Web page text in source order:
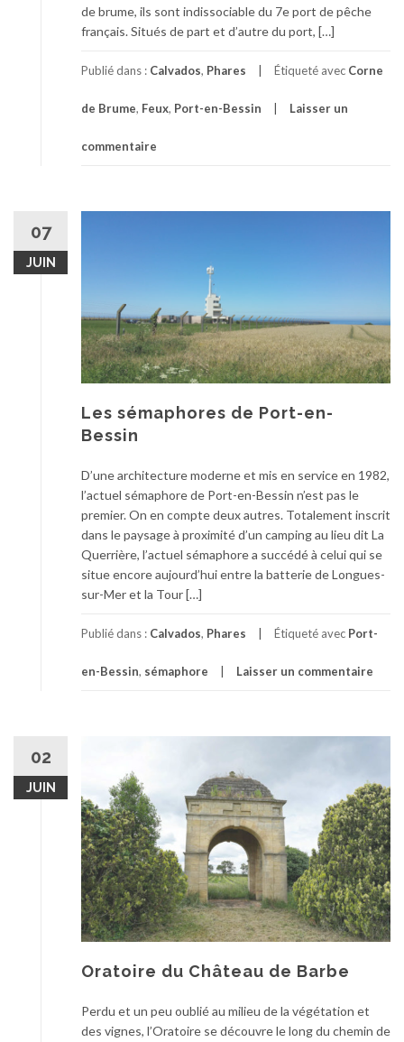
de brume, ils sont indissociable du 7e port de pêche
français. Situés de part et d’autre du port, […]
Publié dans : Calvados, Phares Étiqueté avec Corne
de Brume, Feux, Port-en-Bessin Laisser un
commentaire
07
JUIN
Les sémaphores de Port-en-
Bessin
D’une architecture moderne et mis en service en 1982,
l’actuel sémaphore de Port-en-Bessin n’est pas le
premier. On en compte deux autres. Totalement inscrit
dans le paysage à proximité d’un camping au lieu dit La
Querrière, l’actuel sémaphore a succédé à celui qui se
situe encore aujourd’hui entre la batterie de Longues-
sur-Mer et la Tour […]
Publié dans : Calvados, Phares Étiqueté avec Port-
en-Bessin, sémaphore Laisser un commentaire
02
JUIN
Oratoire du Château de Barbe
Perdu et un peu oublié au milieu de la végétation et
des vignes, l’Oratoire se découvre le long du chemin de